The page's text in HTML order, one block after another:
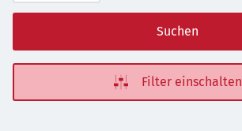
Suchen
Filter einschalten